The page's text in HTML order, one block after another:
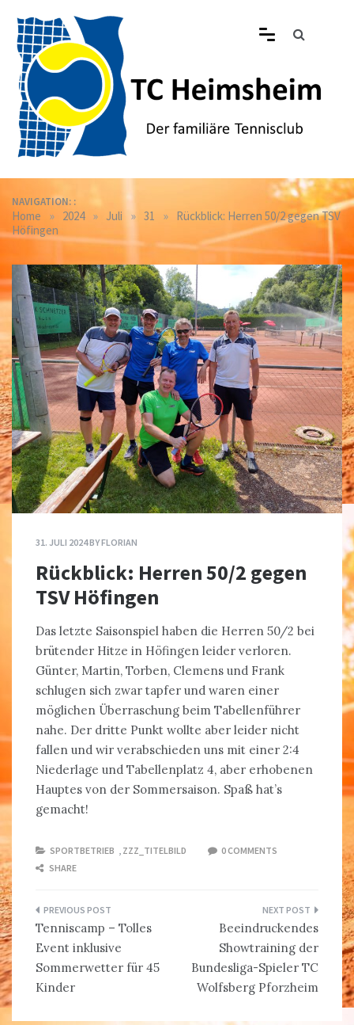
content
Tennisclub Heimsheim
NAVIGATION: :
Home » 2024 » Juli » 31 » Rückblick: Herren 50/2 gegen TSV
Höfingen
31. JULI 2024BYFLORIAN
Rückblick: Herren 50/2 gegen
TSV Höfingen
Das letzte Saisonspiel haben die Herren 50/2 bei
brütender Hitze in Höfingen leider verloren.
Günter, Martin, Torben, Clemens und Frank
schlugen sich zwar tapfer und waren einer
möglichen Überraschung beim Tabellenführer
nahe. Der dritte Punkt wollte aber leider nicht
fallen und wir verabschieden uns mit einer 2:4
Niederlage und Tabellenplatz 4, aber erhobenen
Hauptes von der Sommersaison. Spaß hat’s
gemacht!
SPORTBETRIEB ZZZ_TITELBILD
0 COMMENTS
SHARE
Beitragsnavigation
Tenniscamp – Tolles
Event inklusive
Sommerwetter für 45
Kinder
Beeindruckendes
Showtraining der
Bundesliga-Spieler TC
Wolfsberg Pforzheim